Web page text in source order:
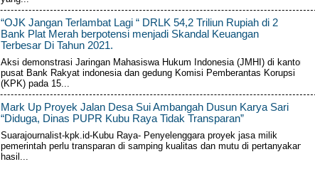
“OJK Jangan Terlambat Lagi “ DRLK 54,2 Triliun Rupiah di 2
Bank Plat Merah berpotensi menjadi Skandal Keuangan
Terbesar Di Tahun 2021.
Aksi demonstrasi Jaringan Mahasiswa Hukum Indonesia (JMHI) di kantor
pusat Bank Rakyat indonesia dan gedung Komisi Pemberantas Korupsi
(KPK) pada 15...
Mark Up Proyek Jalan Desa Sui Ambangah Dusun Karya Sari
“Diduga, Dinas PUPR Kubu Raya Tidak Transparan”
Suarajournalist-kpk.id-Kubu Raya- Penyelenggara proyek jasa milik
pemerintah perlu transparan di samping kualitas dan mutu di pertanyakan
hasil...